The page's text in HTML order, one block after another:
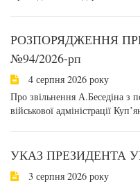
РОЗПОРЯДЖЕННЯ
№94/2026-рп
4 серпня 2026 року
Про звільнення А.Беседіна з
військової адміністрації
УКАЗ ПРЕЗИДЕНТА
3 серпня 2026 року